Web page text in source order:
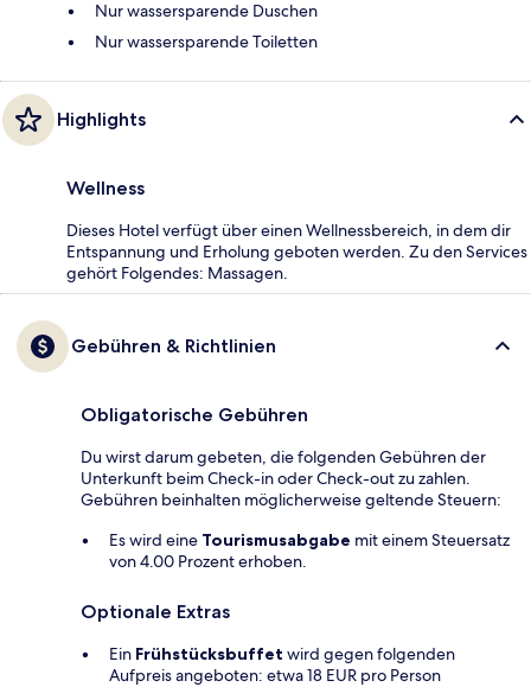
Nur wassersparende Duschen
Nur wassersparende Toiletten
Highlights
Wellness
Dieses Hotel verfügt über einen Wellnessbereich, in dem dir
Entspannung und Erholung geboten werden. Zu den Services
gehört Folgendes: Massagen.
Gebühren & Richtlinien
Obligatorische Gebühren
Du wirst darum gebeten, die folgenden Gebühren der
Unterkunft beim Check-in oder Check-out zu zahlen.
Gebühren beinhalten möglicherweise geltende Steuern:
Es wird eine Tourismusabgabe mit einem Steuersatz
von 4.00 Prozent erhoben.
Optionale Extras
Ein Frühstücksbuffet wird gegen folgenden
Aufpreis angeboten: etwa 18 EUR pro Person